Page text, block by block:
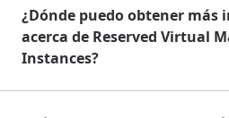
¿Dónde puedo obtener más
acerca de Reserved Virtual
Instances?